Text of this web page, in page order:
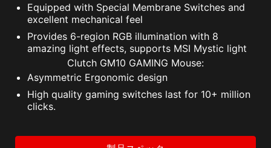
Equipped with Special Membrane Switches and
excellent mechanical feel
Provides 6-region RGB illumination with 8
amazing light effects, supports MSI Mystic light
Clutch GM10 GAMING Mouse:
Asymmetric Ergonomic design
High quality gaming switches last for 10+ million
clicks.